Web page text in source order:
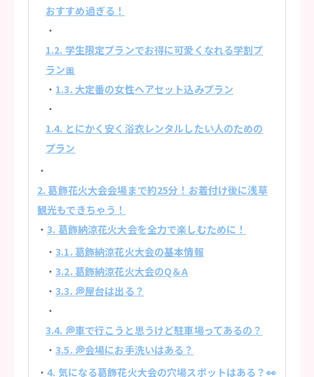
おすすめ過ぎる！
1.2. 学生限定プランでお得に可愛くなれる学割プ
ラン🎀
1.3. 大定番の女性ヘアセット込みプラン
1.4. とにかく安く浴衣レンタルしたい人のための
プラン
2. 葛飾花火大会会場まで約25分！お着付け後に浅草
観光もできちゃう！
3. 葛飾納涼花火大会を全力で楽しむために！
3.1. 葛飾納涼花火大会の基本情報
3.2. 葛飾納涼花火大会のQ＆A
3.3. 💭屋台は出る？
3.4. 💭車で行こうと思うけど駐車場ってあるの？
3.5. 💭会場にお手洗いはある？
4. 気になる葛飾花火大会の穴場スポットはある？👀